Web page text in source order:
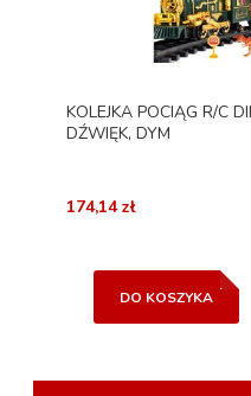
KOLEJKA POCIĄG R/C
DŹWIĘK, DYM
174,14 zł
DO KOSZYKA